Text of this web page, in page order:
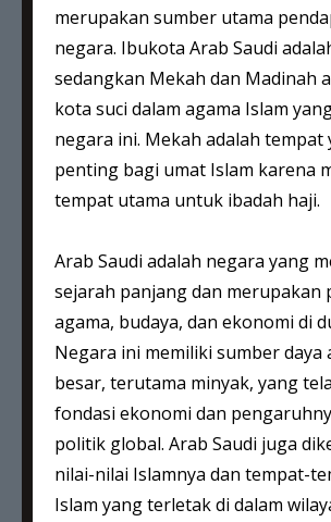
merupakan sumber utama
negara. Ibukota Arab Saudi
sedangkan Mekah dan Madinah
kota suci dalam agama Islam
negara ini. Mekah adalah tempat
penting bagi umat Islam karena
tempat utama untuk ibadah haji.
Arab Saudi adalah negara yang
sejarah panjang dan merupakan
agama, budaya, dan ekonomi di
Negara ini memiliki sumber daya
besar, terutama minyak, yang
fondasi ekonomi dan
politik global. Arab Saudi juga
nilai-nilai Islamnya dan tempat-
Islam yang terletak di dalam